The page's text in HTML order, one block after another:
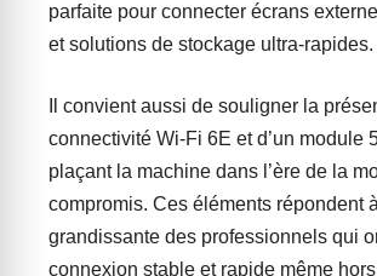
parfaite pour connecter écrans
et solutions de stockage ultra-rapides.
Il convient aussi de souligner la
connectivité Wi-Fi 6E et d’un module
plaçant la machine dans l’ère de la
compromis. Ces éléments répondent
grandissante des professionnels qui
connexion stable et rapide même